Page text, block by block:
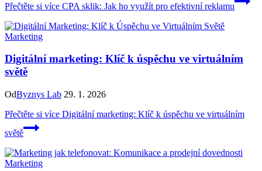
Přečtěte si více CPA sklik: Jak ho využít pro efektivní reklamu
Marketing
Digitální marketing: Klíč k úspěchu ve virtuálním
světě
OdByznys Lab 29. 1. 2026
Přečtěte si více Digitální marketing: Klíč k úspěchu ve virtuálním
světě
Marketing